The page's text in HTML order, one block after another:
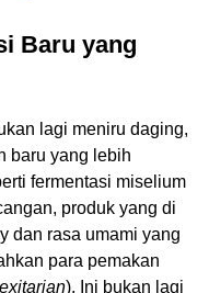
Baru yang
lagi meniru daging,
baru yang lebih
fermentasi miselium
produk yang di
dan rasa umami yang
para pemakan
). Ini bukan lagi